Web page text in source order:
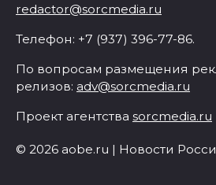
redactor@sorcmedia.ru
Телефон: +7 (937) 396-77-86.
По вопросам размещения
релизов: adv@sorcmedia.ru
Проект агентства sorcmedia.ru
© 2026 aobe.ru | Новости